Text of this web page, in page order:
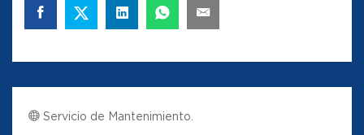
Servicio de Mantenimiento.